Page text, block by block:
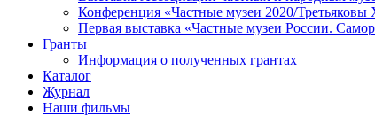
Конференция «Частные музеи 2020/Третьяковы
Первая выставка «Частные музеи России.
Гранты
Информация о полученных грантах
Каталог
Журнал
Наши фильмы